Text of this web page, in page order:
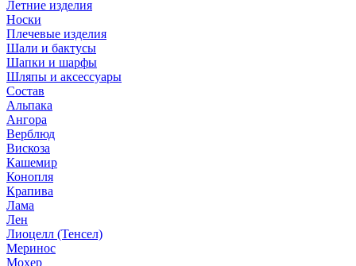
Летние изделия
Носки
Плечевые изделия
Шали и бактусы
Шапки и шарфы
Шляпы и аксессуары
Состав
Альпака
Ангора
Верблюд
Вискоза
Кашемир
Конопля
Крапива
Лама
Лен
Лиоцелл (Тенсел)
Меринос
Мохер